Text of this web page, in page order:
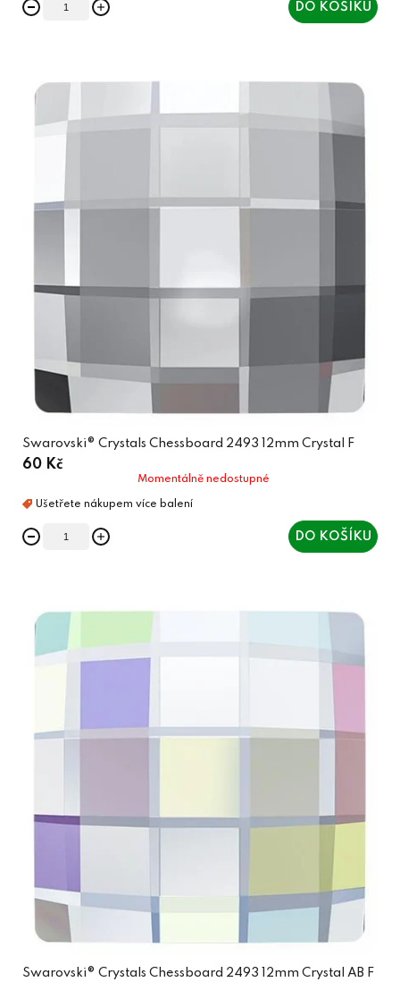
DO KOŠÍKU
Swarovski® Crystals Chessboard 2493 12mm Crystal F
60 Kč
Momentálně nedostupné
DO KOŠÍKU
Swarovski® Crystals Chessboard 2493 12mm Crystal AB F